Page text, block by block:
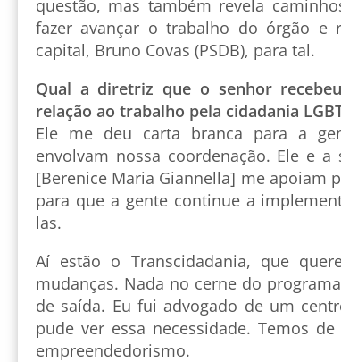
questão, mas também revela
fazer avançar o trabalho do órgão e
capital, Bruno Covas (PSDB), para tal.
Qual a diretriz que o senhor
relação ao trabalho pela cidadania
Ele me deu carta branca para a
envolvam nossa coordenação. Ele e
[Berenice Maria Giannella] me apoiam
para que a gente continue a
las.
Aí estão o Transcidadania, que
mudanças. Nada no cerne do
de saída. Eu fui advogado de um
pude ver essa necessidade. Temos
empreendedorismo.